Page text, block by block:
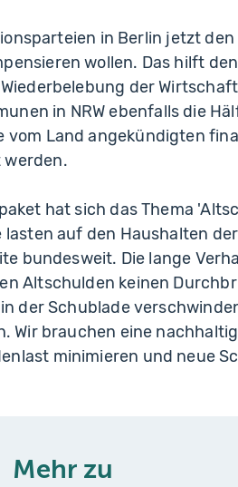
in Berlin jetzt
wollen. Das hilft
der
in NRW ebenfalls die
vom Land angekündigten
werden.
hat sich das Thema
auf den Haushalten
bundesweit. Die lange
Altschulden keinen
der Schublade
Wir brauchen eine
minimieren und neue
Mehr zu